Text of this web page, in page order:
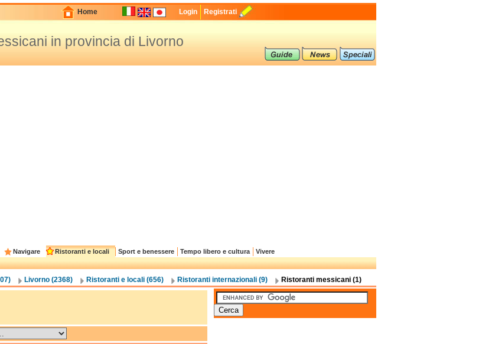
Home Login Registrati
in provincia di Livorno
Navigare Ristoranti e locali Sport e benessere Tempo libero e cultura Vivere
Livorno (2368) Ristoranti e locali (656) Ristoranti internazionali (9) Ristoranti messicani (1)